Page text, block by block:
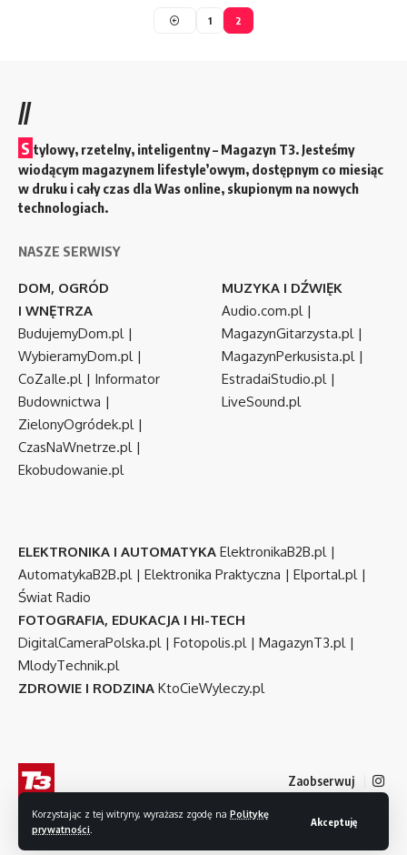
Korzystając z tej witryny, wyrażasz zgodę na Politykę
prywatności
Akceptuję
1 2
//
S tylowy, rzetelny, inteligentny – Magazyn T3. Jesteśmy
wiodącym magazynem lifestyle’owym, dostępnym co miesiąc
w druku i cały czas dla Was online, skupionym na nowych
technologiach.
NASZE SERWISY
DOM, OGRÓD
I WNĘTRZA
BudujemyDom.pl|
WybieramyDom.pl|
CoZaIle.pl| Informator
Budownictwa |
ZielonyOgródek.pl|
CzasNaWnetrze.pl|
Ekobudowanie.pl
MUZYKA I DŹWIĘK
Audio.com.pl|
MagazynGitarzysta.pl|
MagazynPerkusista.pl|
EstradaiStudio.pl|
LiveSound.pl
ELEKTRONIKA I AUTOMATYKA ElektronikaB2B.pl|
AutomatykaB2B.pl| Elektronika Praktyczna | Elportal.pl|
Świat Radio
FOTOGRAFIA, EDUKACJA I HI-TECH
DigitalCameraPolska.pl| Fotopolis.pl| MagazynT3.pl|
MlodyTechnik.pl
ZDROWIE I RODZINA KtoCieWyleczy.pl
Zaobserwuj